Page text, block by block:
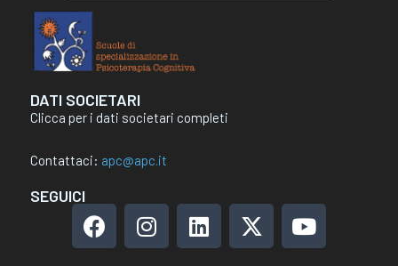
DATI SOCIETARI
Clicca per i dati societari completi
Contattaci: apc@apc.it
SEGUICI
F
a
I
n
L
i
X
-
Y
o